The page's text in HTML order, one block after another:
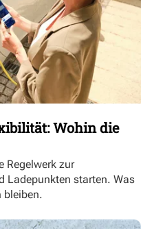
Wohin die
Regelwerk zur
Ladepunkten starten. Was
bleiben.